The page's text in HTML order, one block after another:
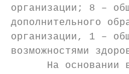
организации; 8 –
дополнительного
организации, 1 –
возможностями
На основании